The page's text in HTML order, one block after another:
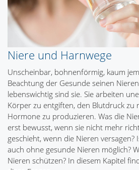
Niere und Harnwege
Unscheinbar, bohnenförmig, kaum
Beachtung der Gesunde seinen
lebenswichtig sind sie. Sie arbeiten
Körper zu entgiften, den Blutdruck zu
Hormone zu produzieren. Was die
erst bewusst, wenn sie nicht mehr
geschieht, wenn die Nieren versagen?
auch ohne gesunde Nieren möglich?
Nieren schützen? In diesem Kapitel